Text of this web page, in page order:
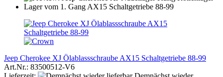
Jeep Cherokee XJ Ölablassschraube AX15 Schaltgetriebe 88-99
Art.Nr.: 83500512-V6